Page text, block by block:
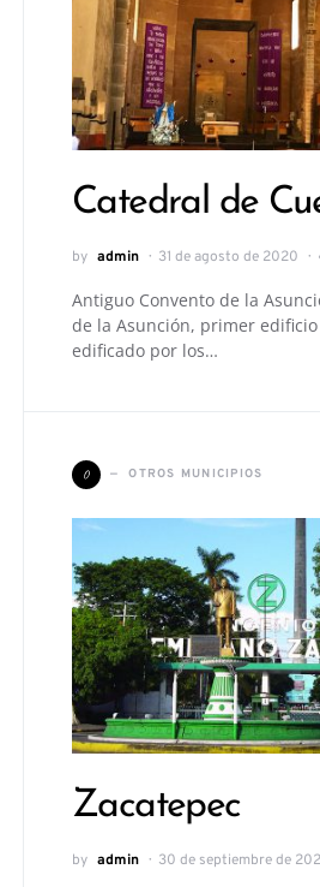
Catedral de
by admin 31 de agosto de 2020
Antiguo Convento de la
de la Asunción, primer
edificado por los…
O OTROS MUNICIPIOS
Zacatepec
by admin 30 de septiembre de